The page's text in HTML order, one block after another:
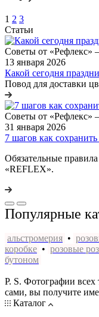
1 2 3
Статьи
Советы от «Рефлекс»
13 января 2026
Какой сегодня
Повод для доставки
Советы от «Рефлекс»
31 января 2026
7 шагов как
Обязательные
«REFLEX».
Популярные
альстромерия •
коробке • розовые
бутоном
P. S. Фотографии
сами, вы получите
Каталог